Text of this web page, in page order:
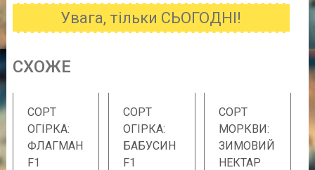
Увага, тільки СЬОГОДНІ!
CХОЖE
СОРТ
ОГІРКА:
ФЛАГМАН
F1
СОРТ
ОГІРКА:
БАБУСИН
F1
СОРТ
МОРКВИ:
ЗИМОВИЙ
НЕКТАР